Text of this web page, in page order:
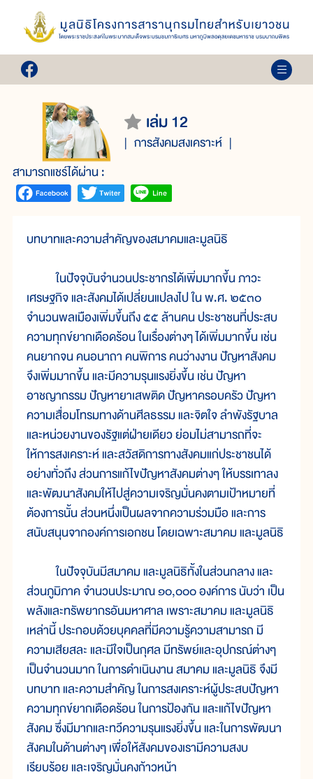
เล่ม 12
การสังคมสงเคราะห์
สามารถแชร์ได้ผ่าน :
บทบาทและความสำคัญของสมาคมและมูลนิธิ
ในปัจจุบันจำนวนประชากรได้เพิ่มมากขึ้น ภาวะ
เศรษฐกิจ และสังคมได้เปลี่ยนแปลงไป ใน พ.ศ. ๒๕๓๐
จำนวนพลเมืองเพิ่มขึ้นถึง ๕๕ ล้านคน ประชาชนที่ประสบ
ความทุกข์ยากเดือดร้อน ในเรื่องต่างๆ ได้เพิ่มมากขึ้น เช่น
คนยากจน คนอนาถา คนพิการ คนว่างงาน ปัญหาสังคม
จึงเพิ่มมากขึ้น และมีความรุนแรงยิ่งขึ้น เช่น ปัญหา
อาชญากรรม ปัญหายาเสพติด ปัญหาครอบครัว ปัญหา
ความเสื่อมโทรมทางด้านศีลธรรม และจิตใจ ลำพังรัฐบาล
และหน่วยงานของรัฐแต่ฝ่ายเดียว ย่อมไม่สามารถที่จะ
ให้การสงเคราะห์ และสวัสดิการทางสังคมแก่ประชาชนได้
อย่างทั่วถึง ส่วนการแก้ไขปัญหาสังคมต่างๆ ให้บรรเทาลง
และพัฒนาสังคมให้ไปสู่ความเจริญมั่นคงตามเป้าหมายที่
ต้องการนั้น ส่วนหนึ่งเป็นผลจากความร่วมมือ และการ
สนับสนุนจากองค์การเอกชน โดยเฉพาะสมาคม และมูลนิธิ
ในปัจจุบันมีสมาคม และมูลนิธิทั้งในส่วนกลาง และ
ส่วนภูมิภาค จำนวนประมาณ ๑๐,๐๐๐ องค์การ นับว่า เป็น
พลังและทรัพยากรอันมหาศาล เพราะสมาคม และมูลนิธิ
เหล่านี้ ประกอบด้วยบุคคลที่มีความรู้ความสามารถ มี
ความเสียสละ และมีใจเป็นกุศล มีทรัพย์และอุปกรณ์ต่างๆ
เป็นจำนวนมาก ในการดำเนินงาน สมาคม และมูลนิธิ จึงมี
บทบาท และความสำคัญ ในการสงเคราะห์ผู้ประสบปัญหา
ความทุกข์ยากเดือดร้อน ในการป้องกัน และแก้ไขปัญหา
สังคม ซึ่งมีมากและทวีความรุนแรงยิ่งขึ้น และในการพัฒนา
สังคมในด้านต่างๆ เพื่อให้สังคมของเรามีความสงบ
เรียบร้อย และเจริญมั่นคงก้าวหน้า